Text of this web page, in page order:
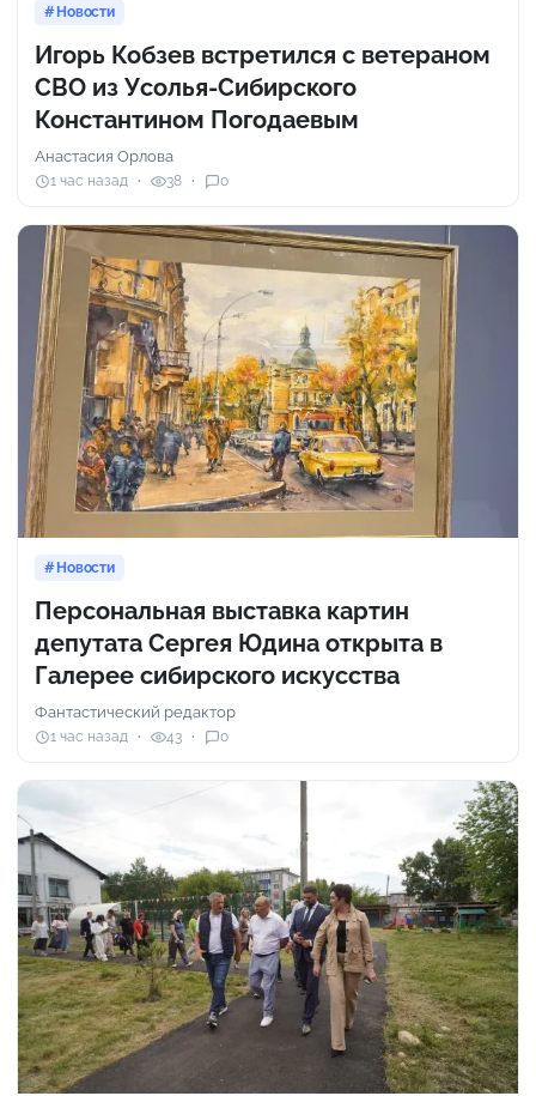
Новости
Игорь Кобзев встретился с ветераном
СВО из Усолья-Сибирского
Константином Погодаевым
Анастасия Орлова
1 час назад 38 0
Новости
Персональная выставка картин
депутата Сергея Юдина открыта в
Галерее сибирского искусства
Фантастический редактор
1 час назад 43 0